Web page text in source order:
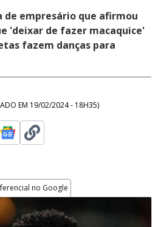
empresário que afirmou
'deixar de fazer macaquice'
fazem danças para
EM 19/02/2024 - 18H35)
no Google